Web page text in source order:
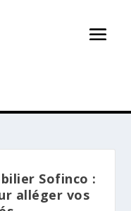
Sofinco :
alléger vos